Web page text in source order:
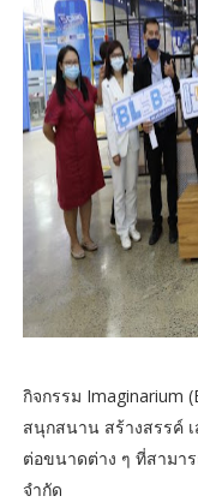
กิจกรรม Imaginarium
สนุกสนาน สร้างสรรค์
ต่อขนาดต่าง ๆ ที่สามา
จำกัด